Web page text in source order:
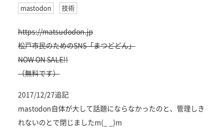
mastodon 技術
https://matsudodon.jp
松戸市民のためのSNS「まつどどん」
NOW ON SALE!!
（無料です）
2017/12/27追記
mastodon自体が大して話題にならなかったのと、管理しき
れないのとで閉じましたm(_ _)m